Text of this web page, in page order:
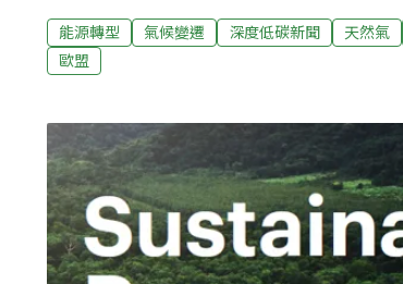
委會表示已開始與歐盟國家對此進行磋商。不
大國法國領導的擁核陣營，才剛和德國等持廢
否該擴張核能展開激烈爭辯。歐盟執委會1日
炭和高碳排電力，過渡到風能和太陽能等乾
的反核陣營而言，核廢料問題是他們對核能最
各國能夠安全地處理放射性廢棄物，則可將核
年之前的新建核電廠也將被視為永續投資，並
進行安全升級，以確保符合「
能源轉型 氣候變遷 深度低碳新聞 天然氣
歐盟